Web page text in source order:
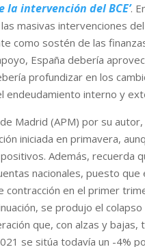
la intervención del BCE’.
masivas intervenciones
como sostén de las
España debería
profundizar en los
endeudamiento interno y
Madrid (APM) por su autor,
iniciada en primavera,
Además, recuerda
nacionales, puesto que
en el primer
se produjo el
que, con alzas y
se sitúa todavía un -4%